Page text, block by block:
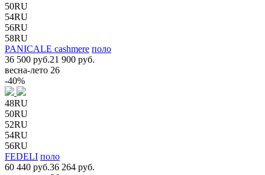
50RU
54RU
56RU
58RU
PANICALE cashmere поло
36 500 руб.21 900 руб.
весна-лето 26
-40%
48RU
50RU
52RU
54RU
56RU
FEDELI поло
60 440 руб.36 264 руб.